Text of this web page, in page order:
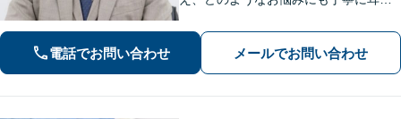
費、婚姻費用、複雑な案件にも対応」
「相続：遺産分割協議、遺留分侵害請
求、相続放棄などあらゆる問題に対
応」
電話でお問い合わせ メールでお問い合わせ